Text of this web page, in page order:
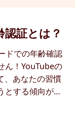
証とは？
ドでの年齢確認
ん！YouTubeの
、あなたの習慣
とする傾向が強